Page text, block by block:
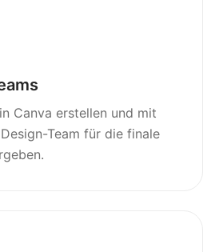
Canva erstellen und mit
Team für die finale